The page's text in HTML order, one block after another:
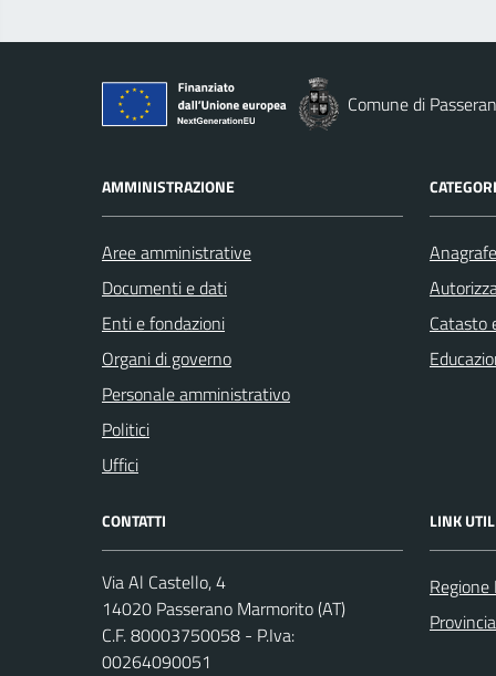
Comune di
AMMINISTRAZIONE
Aree amministrative
Documenti e dati
Enti e fondazioni
Organi di governo
Personale amministrativo
Politici
Uffici
Catasto
CONTATTI
Via Al Castello, 4
14020 Passerano Marmorito (AT)
C.F. 80003750058 - P.Iva:
00264090051
LINK